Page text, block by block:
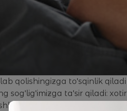
qolishingizga to'sqinlik
sog'lig'imizga ta'sir qiladi:
maqolada uyquni